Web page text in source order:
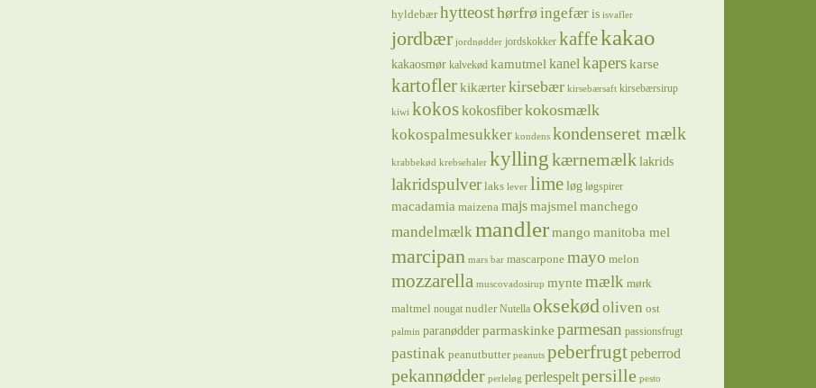
hyldebær hytteosthørfrøingefær is isvafler
jordbær jordnødder jordskokker kaffekakao
kakaosmør kalvekød kamutmel kanelkapers karse
kartofler kikærter kirsebær kirsebærsaft kirsebærsirup
kiwi kokos kokosfiber kokosmælk
kokospalmesukker kondens kondenseret mælk
krabbekød krebsehaler kyllingkærnemælk lakrids
lakridspulver laks lever lime løg løgspirer
macadamia maizena majs majsmel manchego
mandelmælkmandler mango manitoba mel
marcipan mars bar mascarpone mayo melon
mozzarella muscovadosirup mynte mælk mørk
maltmel nougat nudler Nutella oksekødoliven ost
palmin paranødder parmaskinke parmesan passionsfrugt
pastinak peanutbutter peanuts peberfrugtpeberrod
pekannødder perleløg perlespelt persille pesto